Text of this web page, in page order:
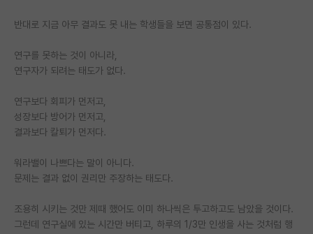
반대로 지금 아무 결과도 못 내는 학생들을 보면 공통점이 있다.
연구를 못하는 것이 아니라,
연구자가 되려는 태도가 없다.
연구보다 회피가 먼저고,
성장보다 방어가 먼저고,
결과보다 칼퇴가 먼저다.
워라밸이 나쁘다는 말이 아니다.
문제는 결과 없이 권리만 주장하는 태도다.
조용히 시키는 것만 제때 했어도 이미 하나씩은 투고하고도 남았을 것이다.
그런데 연구실에 있는 시간만 버티고, 하루의 1/3만 인생을 사는 것처럼 행